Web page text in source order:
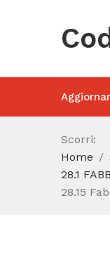
Scorri:
Home
28.1
28.15